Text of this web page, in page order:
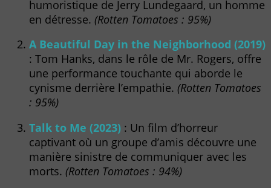
humoristique de Jerry Lundegaard, un homme
en détresse. (Rotten Tomatoes : 95%)
A Beautiful Day in the Neighborhood (2019)
: Tom Hanks, dans le rôle de Mr. Rogers, offre
une performance touchante qui aborde le
cynisme derrière l’empathie. (Rotten Tomatoes
: 95%)
Talk to Me (2023) : Un film d’horreur
captivant où un groupe d’amis découvre une
manière sinistre de communiquer avec les
morts. (Rotten Tomatoes : 94%)